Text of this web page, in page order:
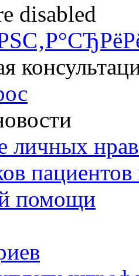
disabled
личных
помощи